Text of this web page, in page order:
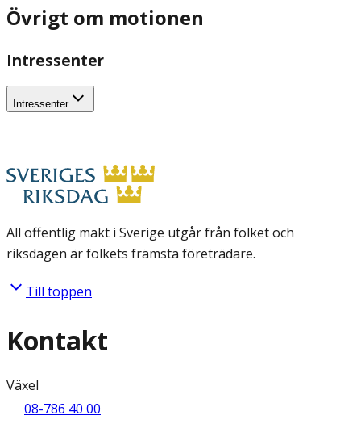
Övrigt om motionen
Intressenter
Intressenter
All offentlig makt i Sverige utgår från folket och
riksdagen är folkets främsta företrädare.
Till toppen
Kontakt
Växel
08-786 40 00